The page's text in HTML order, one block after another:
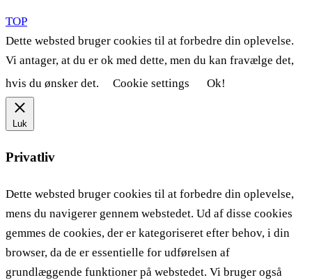
TOP
Dette websted bruger cookies til at forbedre din oplevelse.
Vi antager, at du er ok med dette, men du kan fravælge det,
hvis du ønsker det.
Cookie settings Ok!
Luk
Privatliv
Dette websted bruger cookies til at forbedre din oplevelse,
mens du navigerer gennem webstedet. Ud af disse cookies
gemmes de cookies, der er kategoriseret efter behov, i din
browser, da de er essentielle for udførelsen af ​​
grundlæggende funktioner på webstedet. Vi bruger også